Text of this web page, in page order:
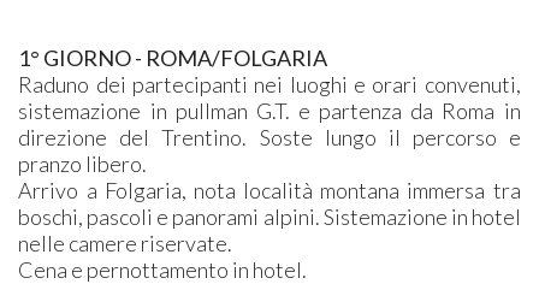
1° GIORNO - ROMA/FOLGARIA
Raduno dei partecipanti nei luoghi e orari convenuti,
sistemazione in pullman G.T. e partenza da Roma in
direzione del Trentino. Soste lungo il percorso e
pranzo libero.
Arrivo a Folgaria, nota località montana immersa tra
boschi, pascoli e panorami alpini. Sistemazione in hotel
nelle camere riservate.
Cena e pernottamento in hotel.